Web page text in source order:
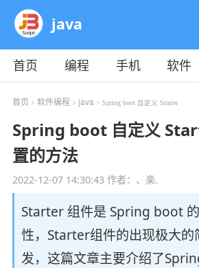
java
首页 编程 手机 软件
教程
平面 服务器
首页 > 软件编程 > java> Spring boot 自定义 Starter
Spring boot 自定义
置的方法
2022-12-07 14:30:43作者：、楽.
Starter 组件是 Spring boot
性，Starter组件的出现极大的
发，这篇文章主要介绍了